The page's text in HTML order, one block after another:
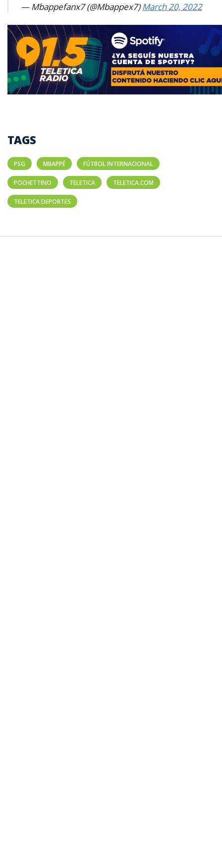
— Mbappefanx7 (@Mbappex7)March 20, 2022
TAGS
PSG MBAPPÉ FÚTBOL INTERNACIONAL
POCHETTINO TELETICA TELETICA.COM
TELETICA DEPORTES